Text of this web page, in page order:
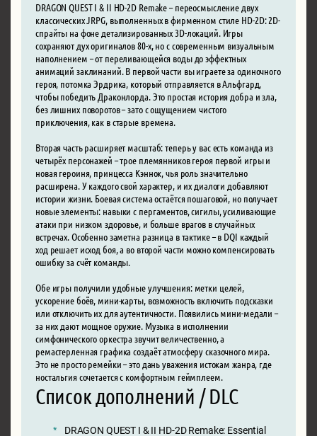
DRAGON QUEST I & II HD-2D Remake – переосмысление двух
классических JRPG, выполненных в фирменном стиле HD-2D: 2D-
спрайты на фоне детализированных 3D-локаций. Игры
сохраняют дух оригиналов 80-х, но с современным визуальным
наполнением – от переливающейся воды до эффектных
анимаций заклинаний. В первой части вы играете за одиночного
героя, потомка Эрдрика, который отправляется в Альфгард,
чтобы победить Драконлорда. Это простая история добра и зла,
без лишних поворотов – зато с ощущением чистого
приключения, как в старые времена.
Вторая часть расширяет масштаб: теперь у вас есть команда из
четырёх персонажей – трое племянников героя первой игры и
новая героиня, принцесса Кэннок, чья роль значительно
расширена. У каждого свой характер, и их диалоги добавляют
истории жизни. Боевая система остаётся пошаговой, но получает
новые элементы: навыки с пергаментов, сигилы, усиливающие
атаки при низком здоровье, и больше врагов в случайных
встречах. Особенно заметна разница в тактике – в DQI каждый
ход решает исход боя, а во второй части можно компенсировать
ошибку за счёт команды.
Обе игры получили удобные улучшения: метки целей,
ускорение боёв, мини-карты, возможность включить подсказки
или отключить их для аутентичности. Появились мини-медали –
за них дают мощное оружие. Музыка в исполнении
симфонического оркестра звучит величественно, а
ремастерленная графика создаёт атмосферу сказочного мира.
Это не просто ремейки – это дань уважения истокам жанра, где
ностальгия сочетается с комфортным геймплеем.
Список дополнений / DLC
DRAGON QUEST I & II HD-2D Remake: Essential